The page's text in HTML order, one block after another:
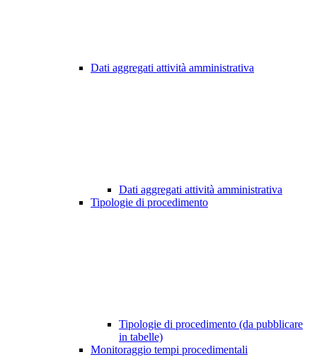
Dati aggregati attività amministrativa
Dati aggregati attività amministrativa
Tipologie di procedimento
Tipologie di procedimento (da pubblicare
in tabelle)
Monitoraggio tempi procedimentali